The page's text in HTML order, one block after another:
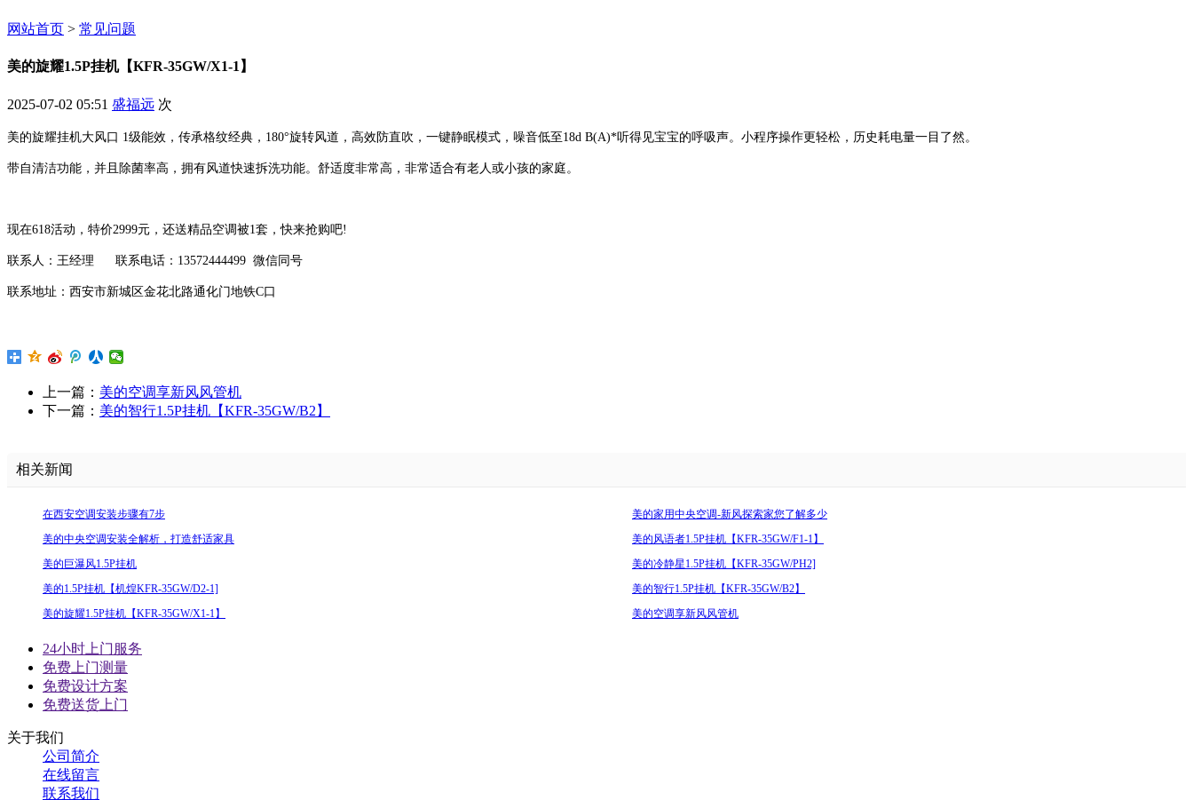
网站首页 > 常见问题
美的旋耀1.5P挂机【KFR-35GW/X1-1】
2025-07-02 05:51 盛福远 次
美的旋耀挂机大风口 1级能效，传承格纹经典，180°旋转风道，高效防直吹，一键静眠模式，噪音低至18d B(A)*听得见宝宝的呼吸声。小程序操作更轻松，历史耗电量一目了然。
带自清洁功能，并且除菌率高，拥有风道快速拆洗功能。舒适度非常高，非常适合有老人或小孩的家庭。
现在618活动，特价2999元，还送精品空调被1套，快来抢购吧!
联系人：王经理 联系电话：13572444499 微信同号
联系地址：西安市新城区金花北路通化门地铁C口
上一篇： 美的空调享新风风管机
下一篇： 美的智行1.5P挂机【KFR-35GW/B2】
相关新闻
在西安空调安装步骤有7步
美的家用中央空调-新风探索家您了解多少
美的中央空调安装全解析，打造舒适家具
美的风语者1.5P挂机【KFR-35GW/F1-1】
美的巨瀑风1.5P挂机
美的冷静星1.5P挂机【KFR-35GW/PH2]
美的1.5P挂机【机煌KFR-35GW/D2-1]
美的智行1.5P挂机【KFR-35GW/B2】
美的旋耀1.5P挂机【KFR-35GW/X1-1】
美的空调享新风风管机
24小时上门服务
免费上门测量
免费设计方案
免费送货上门
关于我们
公司简介
在线留言
联系我们